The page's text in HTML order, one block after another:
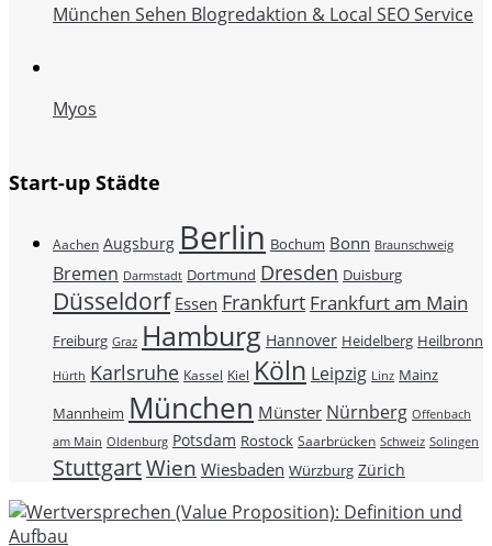
München Sehen Blogredaktion & Local SEO Service
Myos
Start-up Städte
Aachen Augsburg Berlin Bochum Bonn Braunschweig
Bremen Darmstadt Dortmund Dresden Duisburg
Düsseldorf Essen Frankfurt Frankfurt am Main
Freiburg Graz Hamburg Hannover Heidelberg Heilbronn
Hürth Karlsruhe Kassel Kiel Köln Leipzig Linz Mainz
Mannheim München Münster Nürnberg Offenbach
am Main Oldenburg Potsdam Rostock Saarbrücken Schweiz Solingen
StuttgartWien Wiesbaden Würzburg Zürich